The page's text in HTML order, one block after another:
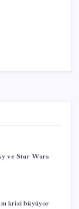
ve Star Wars
krizi büyüyor